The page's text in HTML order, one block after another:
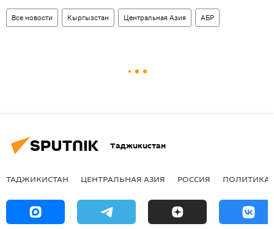
Все новости Кыргызстан Центральная Азия АБР
Таджикистан
ТАДЖИКИСТАН ЦЕНТРАЛЬНАЯ АЗИЯ РОССИЯ ПОЛИТИКА